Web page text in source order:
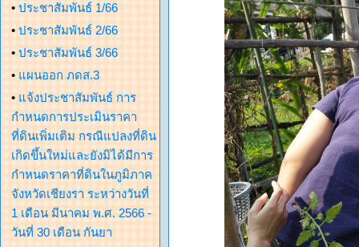
• ประชาสัมพันธ์ 1/66
• ประชาสัมพันธ์ 2/66
• ประชาสัมพันธ์ 3/66
• แผนออก ภดส.3
• แจ้งประชาสัมพันธ์ การ
กำหนดการประเมินราคา
ที่ดินเพิ่มเติม กรณีแปลงที่ดิน
เกิดขึ้นใหม่และยังมิได้มีการ
กำหนดราคาที่ดินในภูมิภาค
จังหวัดเชียงรา ระหว่างวันที่
1 เดือน มีนาคม พ.ศ. 2566 -
วันที่ 30 เดือน กันยา